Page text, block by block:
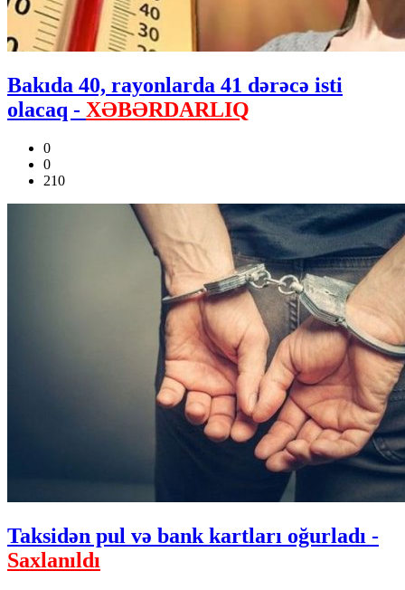
Bakıda 40, rayonlarda 41 dərəcə isti
olacaq - XƏBƏRDARLIQ
0
0
210
Taksidən pul və bank kartları oğurladı -
Saxlanıldı